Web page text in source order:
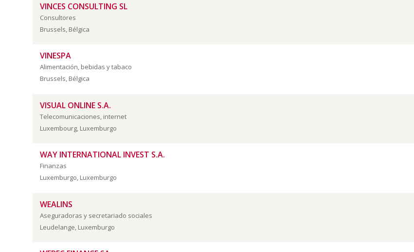
VINCES CONSULTING SL
Consultores
Brussels, Bélgica
VINESPA
Alimentación, bebidas y tabaco
Brussels, Bélgica
VISUAL ONLINE S.A.
Telecomunicaciones, internet
Luxembourg, Luxemburgo
WAY INTERNATIONAL INVEST S.A.
Finanzas
Luxemburgo, Luxemburgo
WEALINS
Aseguradoras y secretariado sociales
Leudelange, Luxemburgo